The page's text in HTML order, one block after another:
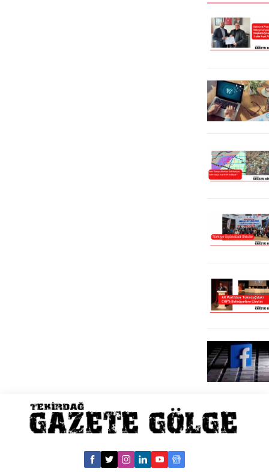
Tekirdağlılarla buluşacak. Şenlik
öncesinde düzenlenen basın
toplantısında açıklamalarda bulunan
tamamlandığını belirterek...